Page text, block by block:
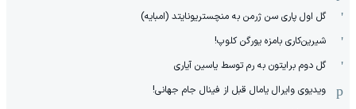
گل اول پاری سن ژرمن به منچستریونایتد (امبایه)
شیرین‌کاری بامزه یورگن کلوپ!
گل دوم برایتون به رم توسط یاسین آیاری
ویدیوی وایرال یامال قبل از فینال جام جهانی!